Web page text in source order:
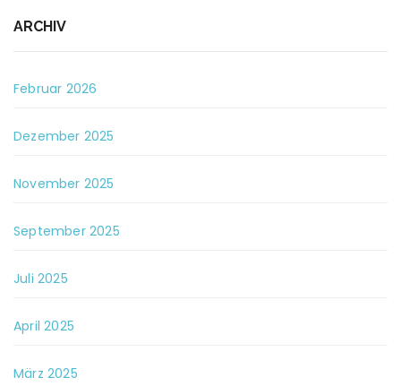
ARCHIV
Februar 2026
Dezember 2025
November 2025
September 2025
Juli 2025
April 2025
März 2025